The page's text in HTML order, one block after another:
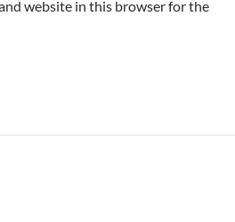
website in this browser for the